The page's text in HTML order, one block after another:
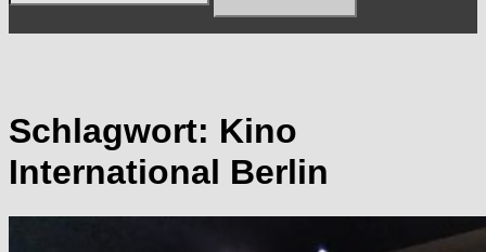
Schlagwort: Kino
International Berlin